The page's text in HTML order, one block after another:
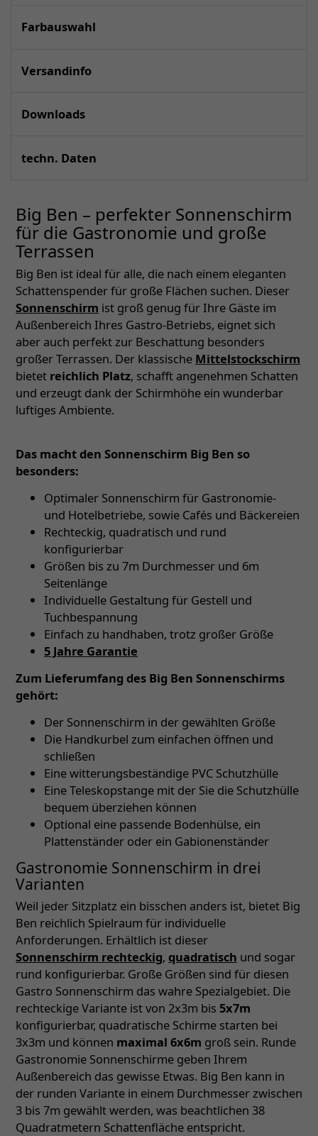
Farbauswahl
Versandinfo
Downloads
techn. Daten
Big Ben – perfekter Sonnenschirm
für die Gastronomie und große
Terrassen
Big Ben ist ideal für alle, die nach einem eleganten
Schattenspender für große Flächen suchen. Dieser
Sonnenschirm ist groß genug für Ihre Gäste im
Außenbereich Ihres Gastro-Betriebs, eignet sich
aber auch perfekt zur Beschattung besonders
großer Terrassen. Der klassische Mittelstockschirm
bietet reichlich Platz, schafft angenehmen Schatten
und erzeugt dank der Schirmhöhe ein wunderbar
luftiges Ambiente.
Das macht den Sonnenschirm Big Ben so
besonders:
Optimaler Sonnenschirm für Gastronomie-
und Hotelbetriebe, sowie Cafés und Bäckereien
Rechteckig, quadratisch und rund
konfigurierbar
Größen bis zu 7m Durchmesser und 6m
Seitenlänge
Individuelle Gestaltung für Gestell und
Tuchbespannung
Einfach zu handhaben, trotz großer Größe
5 Jahre Garantie
Zum Lieferumfang des Big Ben Sonnenschirms
gehört:
Der Sonnenschirm in der gewählten Größe
Die Handkurbel zum einfachen öffnen und
schließen
Eine witterungsbeständige PVC Schutzhülle
Eine Teleskopstange mit der Sie die Schutzhülle
bequem überziehen können
Optional eine passende Bodenhülse, ein
Plattenständer oder ein Gabionenständer
Gastronomie Sonnenschirm in drei
Varianten
Weil jeder Sitzplatz ein bisschen anders ist, bietet Big
Ben reichlich Spielraum für individuelle
Anforderungen. Erhältlich ist dieser
Sonnenschirm rechteckig, quadratisch und sogar
rund konfigurierbar. Große Größen sind für diesen
Gastro Sonnenschirm das wahre Spezialgebiet. Die
rechteckige Variante ist von 2x3m bis 5x7m
konfigurierbar, quadratische Schirme starten bei
3x3m und können maximal 6x6m groß sein. Runde
Gastronomie Sonnenschirme geben Ihrem
Außenbereich das gewisse Etwas. Big Ben kann in
der runden Variante in einem Durchmesser zwischen
3 bis 7m gewählt werden, was beachtlichen 38
Quadratmetern Schattenfläche entspricht.